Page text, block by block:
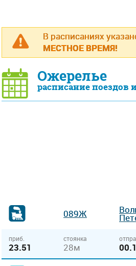
В расписаниях
МЕСТНОЕ ВРЕМЯ!
Ожерелье
расписание поездов
089Ж
приб.
23.51
стоянка
28м